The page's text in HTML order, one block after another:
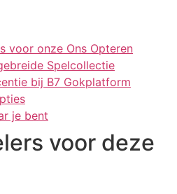
voor onze Ons Opteren
Spelcollectie
bij B7 Gokplatform
je bent
voor deze